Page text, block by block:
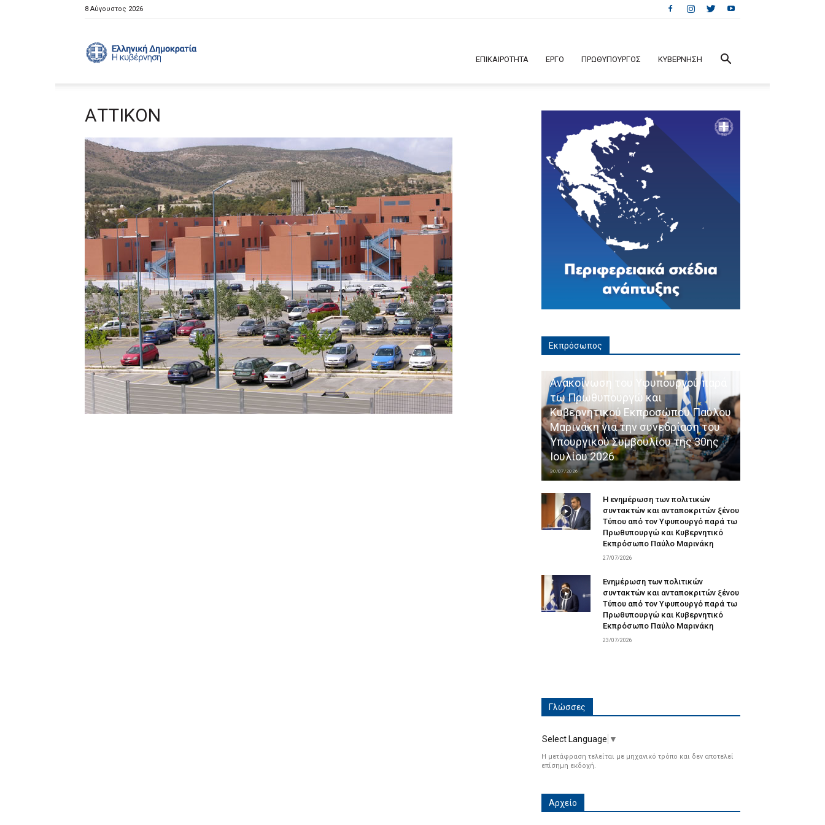
8 Αύγουστος 2026
ΕΠΙΚΑΙΡΟΤΗΤΑ ΕΡΓΟ ΠΡΩΘΥΠΟΥΡΓΟΣ ΚΥΒΕΡΝΗΣΗ
ΑΤΤΙΚΟΝ
Εκπρόσωπος
Ανακοίνωση του Υφυπουργού παρά
τω Πρωθυπουργώ και
Κυβερνητικού Εκπροσώπου Παύλου
Μαρινάκη για την συνεδρίαση του
Υπουργικού Συμβουλίου της 30ης
Ιουλίου 2026
30/07/2026
Η ενημέρωση των πολιτικών
συντακτών και ανταποκριτών ξένου
Τύπου από τον Υφυπουργό παρά τω
Πρωθυπουργώ και Κυβερνητικό
Εκπρόσωπο Παύλο Μαρινάκη
27/07/2026
Ενημέρωση των πολιτικών
συντακτών και ανταποκριτών ξένου
Τύπου από τον Υφυπουργό παρά τω
Πρωθυπουργώ και Κυβερνητικό
Εκπρόσωπο Παύλο Μαρινάκη
23/07/2026
Γλώσσες
Select Language ▼
Η μετάφραση τελείται με μηχανικό τρόπο και δεν αποτελεί
επίσημη εκδοχή.
Αρχείο